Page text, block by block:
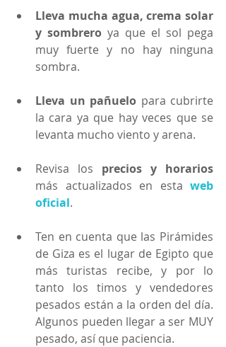
Lleva mucha agua, crema solar
y sombrero ya que el sol pega
muy fuerte y no hay ninguna
sombra.
Lleva un pañuelo para cubrirte
la cara ya que hay veces que se
levanta mucho viento y arena.
Revisa los precios y horarios
más actualizados en esta web
oficial.
Ten en cuenta que las Pirámides
de Giza es el lugar de Egipto que
más turistas recibe, y por lo
tanto los timos y vendedores
pesados están a la orden del día.
Algunos pueden llegar a ser MUY
pesado, así que paciencia.